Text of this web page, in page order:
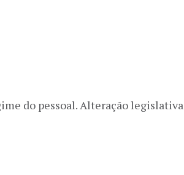
do pessoal. Alteração legislativa